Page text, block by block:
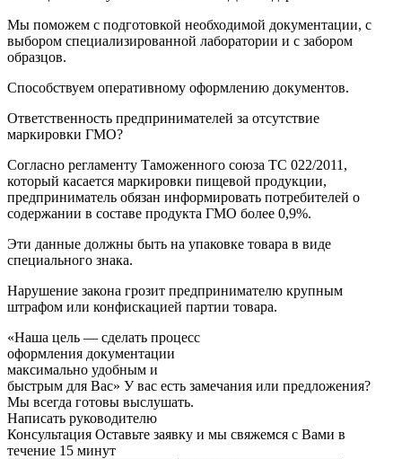
Мы поможем с подготовкой необходимой документации, с
выбором специализированной лаборатории и с забором
образцов.
Способствуем оперативному оформлению документов.
Ответственность предпринимателей за отсутствие
маркировки ГМО?
Согласно регламенту Таможенного союза ТС 022/2011,
который касается маркировки пищевой продукции,
предприниматель обязан информировать потребителей о
содержании в составе продукта ГМО более 0,9%.
Эти данные должны быть на упаковке товара в виде
специального знака.
Нарушение закона грозит предпринимателю крупным
штрафом или конфискацией партии товара.
«Наша цель — сделать процесс
оформления документации
максимально удобным и
быстрым для Вас» У вас есть замечания или предложения?
Мы всегда готовы выслушать.
Написать руководителю
Консультация Оставьте заявку и мы свяжемся с Вами в
течение 15 минут